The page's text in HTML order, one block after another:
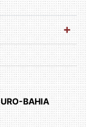
BAHIA